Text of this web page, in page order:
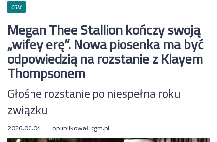
CGM
Megan Thee Stallion kończy swoją
„wifey erę”. Nowa piosenka ma być
odpowiedzią na rozstanie z Klayem
Thompsonem
Głośne rozstanie po niespełna roku
związku
2026.06.04 opublikował:cgm.pl